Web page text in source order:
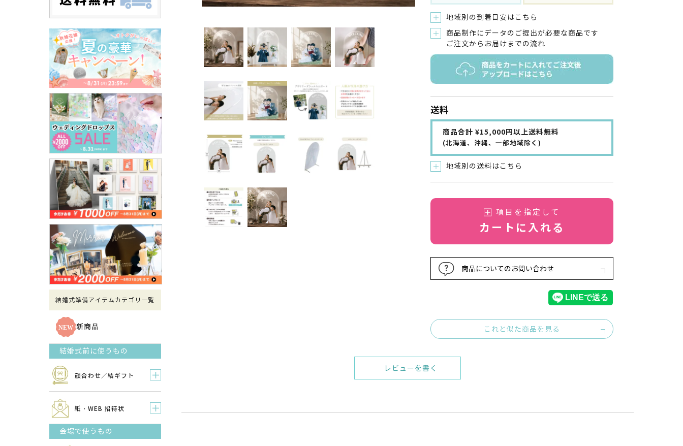
結婚式準備アイテムカテゴリ一覧
新商品
結婚式前に使うもの
顔合わせ／結ギフト
紙・WEB 招待状
会場で使うもの
＋
地域別の到着目安はこちら
＋
商品制作にデータのご提出が必要な商品です
ご注文からお届けまでの流れ
送料
商品合計 ¥15,000円以上送料無料
(北海道、沖縄、一部地域除く)
＋ 地域別の送料はこちら
項目を指定して
カートに入れる
商品についてのお問い合わせ
これと似た商品を見る
レビューを書く